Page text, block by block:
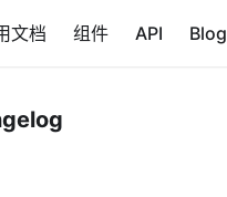
文档 组件 API Blog